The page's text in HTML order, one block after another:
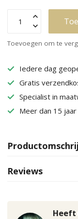
Toevoegen om te
Iedere dag
Gratis
Specialist in
Meer dan 15
Reviews
Heeft